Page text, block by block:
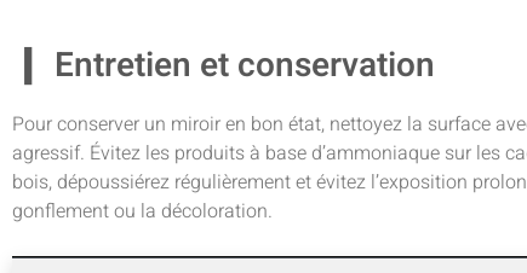
Entretien et conservation
Pour conserver un miroir en bon état, nettoyez la surface
agressif. Évitez les produits à base d’ammoniaque sur les
bois, dépoussiérez régulièrement et évitez l’exposition
gonflement ou la décoloration.